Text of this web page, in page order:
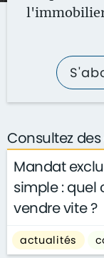
Consultez
Mandat
simple : quel
vendre vite ?
actualités